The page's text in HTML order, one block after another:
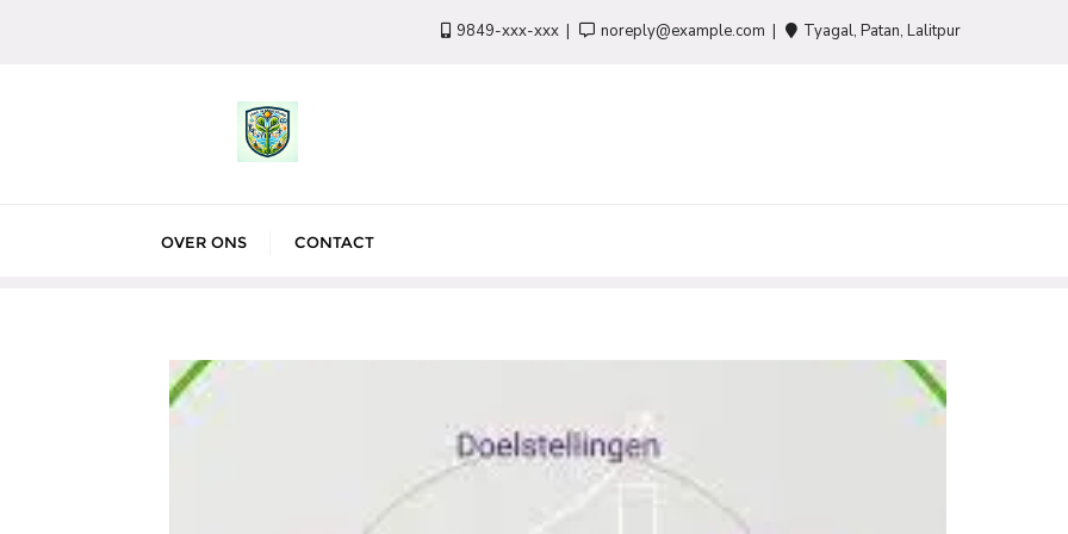
9849-xxx-xxx noreply@example.com Tyagal, Patan, Lalitpur
OVER ONS CONTACT